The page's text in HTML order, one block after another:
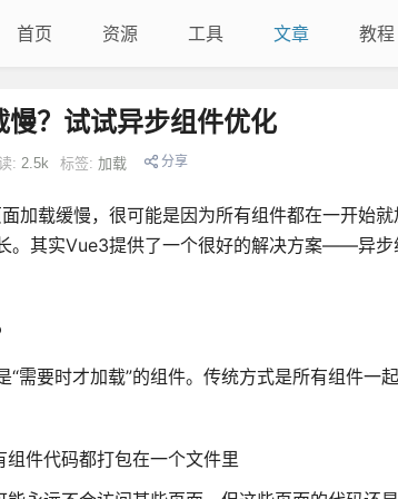
首页 资源 工具 文章 教程
？试试异步组件优化
: 2.5k 标签: 加载 分享
加载缓慢，很可能是因为所有组件都在一开始
。其实Vue3提供了一个很好的解决方案——异步
“需要时才加载”的组件。传统方式是所有组件一
组件代码都打包在一个文件里